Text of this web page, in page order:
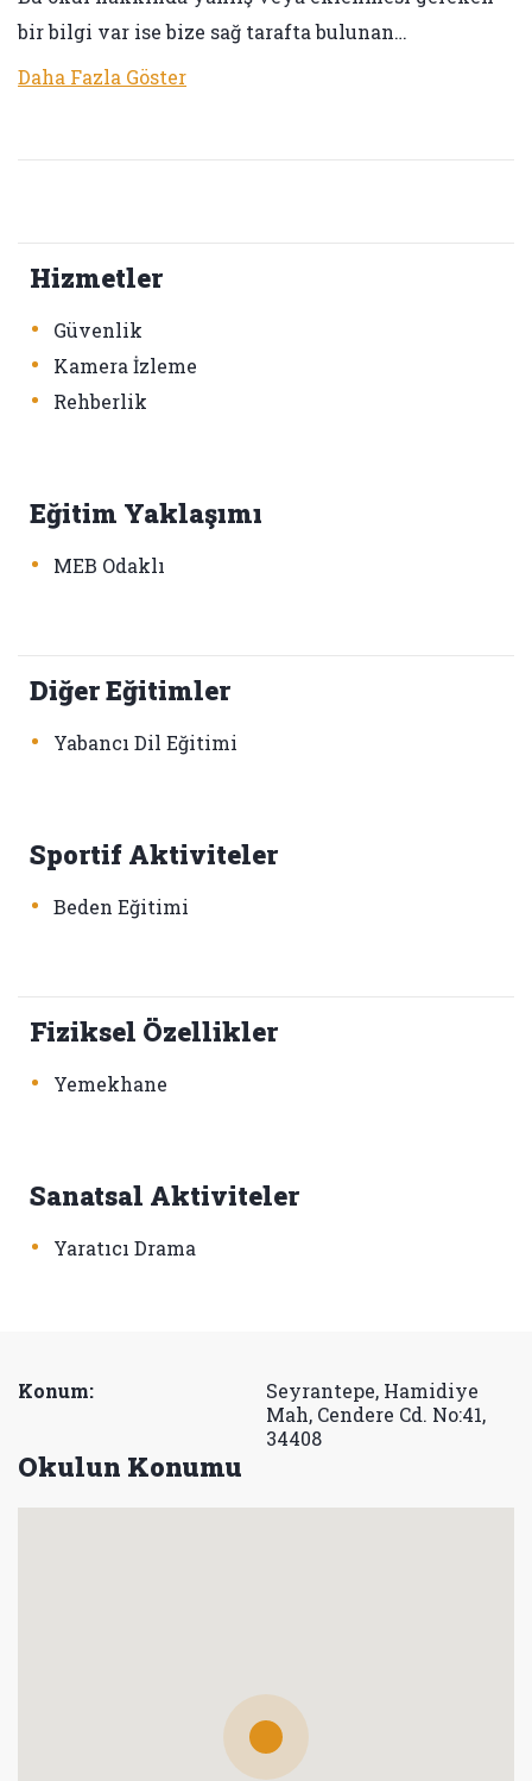
bir bilgi var ise bize sağ tarafta bulunan…
Daha Fazla Göster
Hizmetler
• Güvenlik
• Kamera İzleme
• Rehberlik
Eğitim Yaklaşımı
• MEB Odaklı
Diğer Eğitimler
• Yabancı Dil Eğitimi
Sportif Aktiviteler
• Beden Eğitimi
Fiziksel Özellikler
• Yemekhane
Sanatsal Aktiviteler
• Yaratıcı Drama
Konum:
Seyrantepe, Hamidiye
Mah, Cendere Cd. No:41,
34408
Okulun Konumu